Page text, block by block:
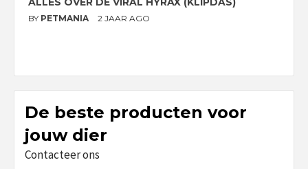
BY PETMANIA 2 JAAR AGO
De beste producten voor
jouw dier
Contacteer ons